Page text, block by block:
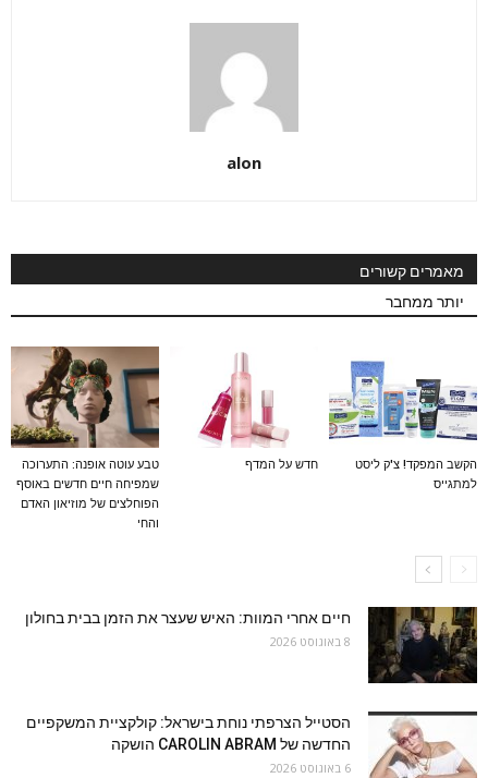
alon
מאמרים קשורים
יותר ממחבר
הקשב המפקד! צ'ק ליסט
למתגייס
חדש על המדף
טבע עוטה אופנה: התערוכה
שמפיחה חיים חדשים באוסף
הפוחלצים של מוזיאון האדם
והחי
חיים אחרי המוות: האיש שעצר את הזמן בבית בחולון
8 באוגוסט 2026
הסטייל הצרפתי נוחת בישראל: קולקציית המשקפיים
החדשה של CAROLIN ABRAM הושקה
6 באוגוסט 2026